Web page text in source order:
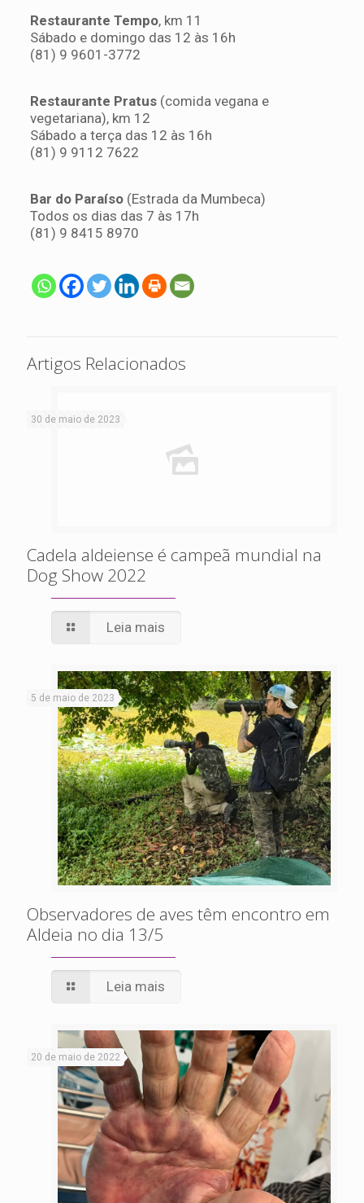
Restaurante Tempo, km 11
Sábado e domingo das 12 às 16h
(81) 9 9601-3772
Restaurante Pratus(comida vegana e
vegetariana), km 12
Sábado a terça das 12 às 16h
(81) 9 9112 7622
Bar do Paraíso(Estrada da Mumbeca)
Todos os dias das 7 às 17h
(81) 9 8415 8970
Artigos Relacionados
30 de maio de 2023
Cadela aldeiense é campeã mundial na
Dog Show 2022
Leia mais
5 de maio de 2023
Observadores de aves têm encontro em
Aldeia no dia 13/5
Leia mais
20 de maio de 2022